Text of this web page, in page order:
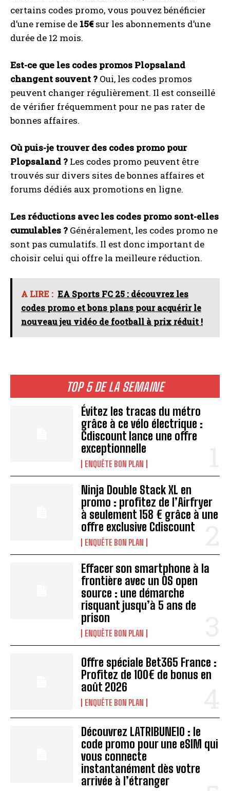
TOP 5 DE LA SEMAINE
Évitez les tracas du métro
grâce à ce vélo électrique :
Cdiscount lance une offre
exceptionnelle
ENQUÊTE BON PLAN
Ninja Double Stack XL en
promo : profitez de l’Airfryer
à seulement 158 € grâce à une
offre exclusive Cdiscount
ENQUÊTE BON PLAN
Effacer son smartphone à la
frontière avec un OS open
source : une démarche
risquant jusqu’à 5 ans de
prison
ENQUÊTE BON PLAN
Offre spéciale Bet365 France :
Profitez de 100€ de bonus en
août 2026
ENQUÊTE BON PLAN
Découvrez LATRIBUNE10 : le
code promo pour une eSIM qui
vous connecte
instantanément dès votre
arrivée à l’étranger
certains codes promo, vous pouvez bénéficier
d’une remise de 15€sur les abonnements d’une
durée de 12 mois.
Est-ce que les codes promos Plopsaland
changent souvent ? Oui, les codes promos
peuvent changer régulièrement. Il est conseillé
de vérifier fréquemment pour ne pas rater de
bonnes affaires.
Où puis-je trouver des codes promo pour
Plopsaland ? Les codes promo peuvent être
trouvés sur divers sites de bonnes affaires et
forums dédiés aux promotions en ligne.
Les réductions avec les codes promo sont-elles
cumulables ? Généralement, les codes promo ne
sont pas cumulatifs. Il est donc important de
choisir celui qui offre la meilleure réduction.
A LIRE : EA Sports FC 25 : découvrez les
codes promo et bons plans pour acquérir le
nouveau jeu vidéo de football à prix réduit !